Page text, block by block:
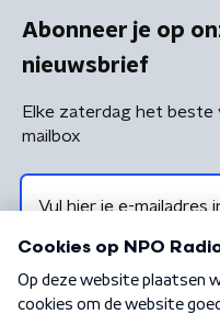
Abonneer je op
nieuwsbrief
Elke zaterdag het beste
mailbox